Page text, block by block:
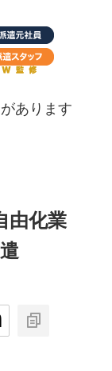
あります
由化業